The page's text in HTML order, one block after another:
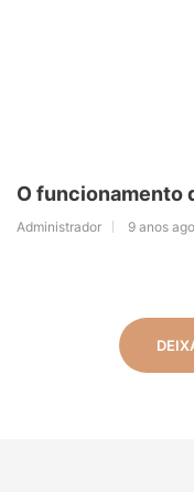
O funcionamento
Administrador 9 anos ago